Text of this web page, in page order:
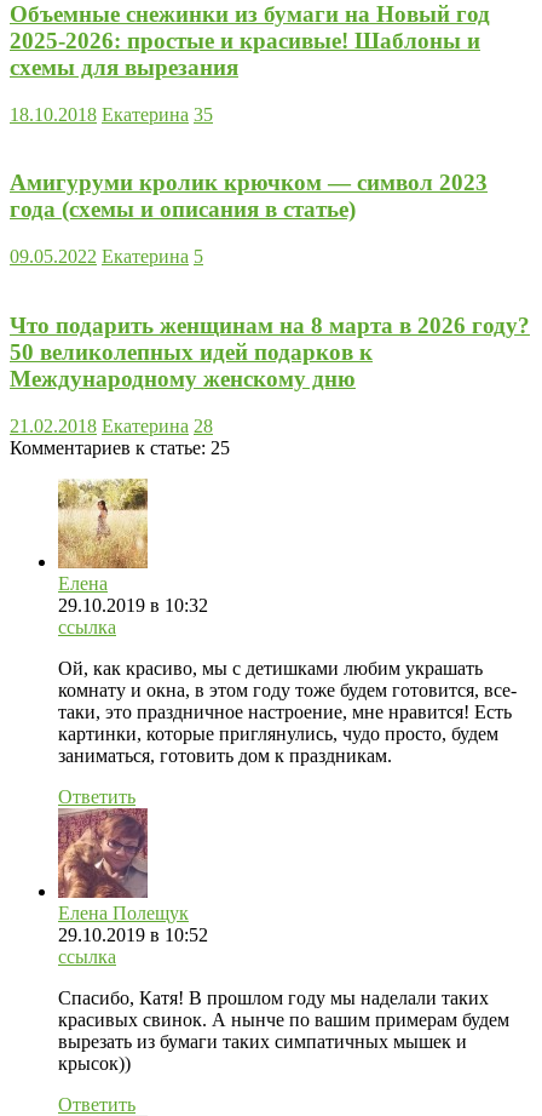
Объемные снежинки из бумаги на Новый год
2025-2026: простые и красивые! Шаблоны и
схемы для вырезания
18.10.2018 Екатерина 35
Амигуруми кролик крючком — символ 2023
года (схемы и описания в статье)
09.05.2022 Екатерина 5
Что подарить женщинам на 8 марта в 2026 году?
50 великолепных идей подарков к
Международному женскому дню
21.02.2018 Екатерина 28
Комментариев к статье: 25
Елена
29.10.2019 в 10:32
ссылка
Ой, как красиво, мы с детишками любим украшать
комнату и окна, в этом году тоже будем готовится, все-
таки, это праздничное настроение, мне нравится! Есть
картинки, которые приглянулись, чудо просто, будем
заниматься, готовить дом к праздникам.
Ответить
Елена Полещук
29.10.2019 в 10:52
ссылка
Спасибо, Катя! В прошлом году мы наделали таких
красивых свинок. А нынче по вашим примерам будем
вырезать из бумаги таких симпатичных мышек и
крысок))
Ответить